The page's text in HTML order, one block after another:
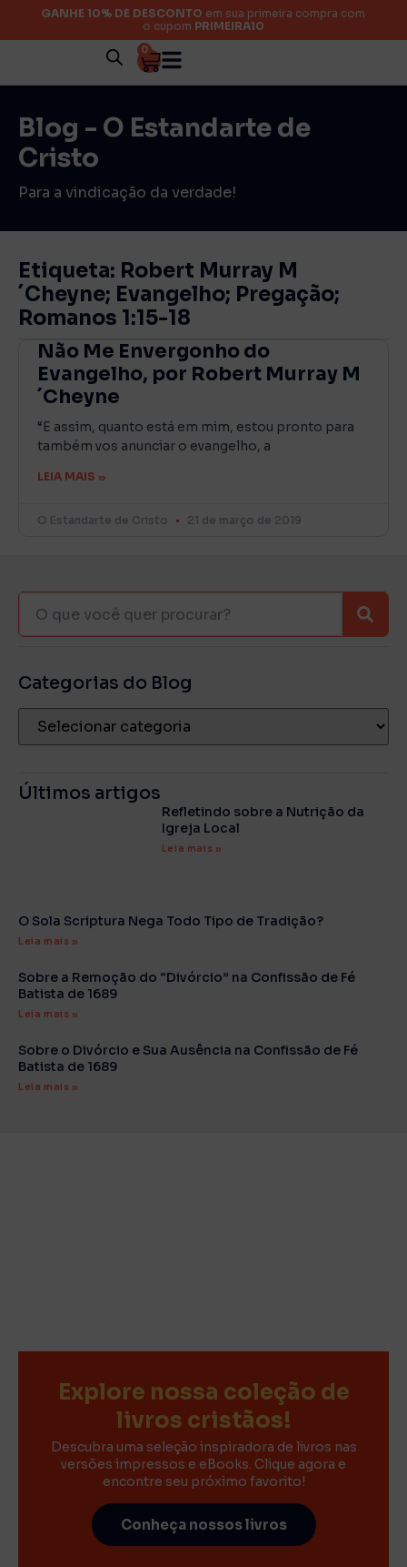
GANHE 10% DE DESCONTO em sua primeira compra com
o cupom PRIMEIRA10
0
Blog - O Estandarte de
Cristo
Para a vindicação da verdade!
Etiqueta: Robert Murray M
´Cheyne; Evangelho; Pregação;
Romanos 1:15-18
Não Me Envergonho do
Evangelho, por Robert Murray M
´Cheyne
“E assim, quanto está em mim, estou pronto para
também vos anunciar o evangelho, a
LEIA MAIS »
O Estandarte de Cristo 21 de março de 2019
Categorias do Blog
Últimos artigos
Refletindo sobre a Nutrição da
Igreja Local
Leia mais »
O Sola Scriptura Nega Todo Tipo de Tradição?
Leia mais »
Sobre a Remoção do “Divórcio” na Confissão de Fé
Batista de 1689
Leia mais »
Sobre o Divórcio e Sua Ausência na Confissão de Fé
Batista de 1689
Leia mais »
Explore nossa coleção de
livros cristãos!
Descubra uma seleção inspiradora de livros nas
versões impressos e eBooks. Clique agora e
encontre seu próximo favorito!
Conheça nossos livros